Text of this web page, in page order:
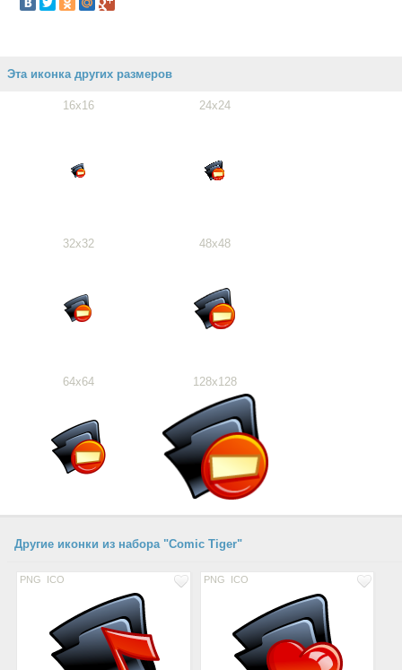
Эта иконка других размеров
16x16 24x24
32x32 48x48
64x64 128x128
Другие иконки из набора "Comic Tiger"
PNG ICO PNG ICO